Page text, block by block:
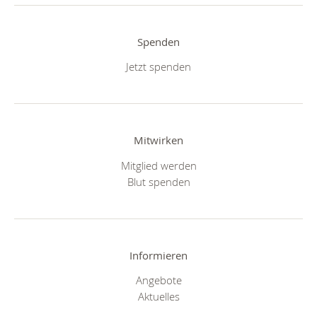
Spenden
Jetzt spenden
Mitwirken
Mitglied werden
Blut spenden
Informieren
Angebote
Aktuelles